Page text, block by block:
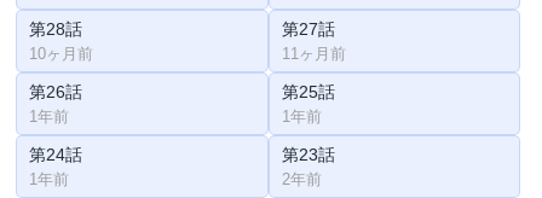
第28話
10ヶ月前
第27話
11ヶ月前
第26話
1年前
第25話
1年前
第24話
1年前
第23話
2年前